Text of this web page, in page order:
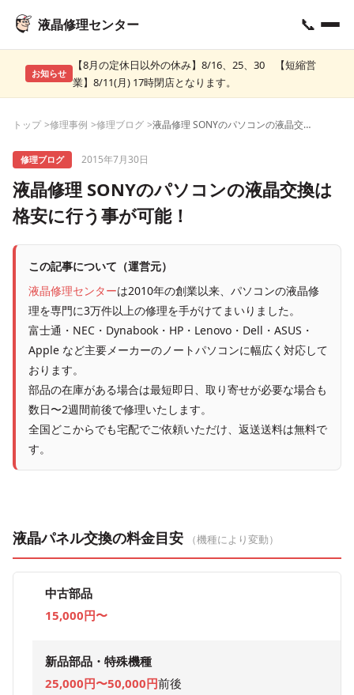
液晶修理センター 📞
お知らせ
【8月の定休日以外の休み】8/16、25、30 【短縮営
業】8/11(月) 17時閉店となります。
トップ 修理事例 修理ブログ 液晶修理 SONYのパソコンの液晶交換は格安に行う事が可能！
修理ブログ 2015年7月30日
液晶修理 SONYのパソコンの液晶交換は
格安に行う事が可能！
この記事について（運営元）
液晶修理センターは2010年の創業以来、パソコンの液晶修
理を専門に3万件以上の修理を手がけてまいりました。
富士通・NEC・Dynabook・HP・Lenovo・Dell・ASUS・
Apple など主要メーカーのノートパソコンに幅広く対応して
おります。
部品の在庫がある場合は最短即日、取り寄せが必要な場合も
数日〜2週間前後で修理いたします。
全国どこからでも宅配でご依頼いただけ、返送送料は無料で
す。
液晶パネル交換の料金目安 （機種により変動）
中古部品
15,000円〜
新品部品・特殊機種
25,000円〜50,000円前後